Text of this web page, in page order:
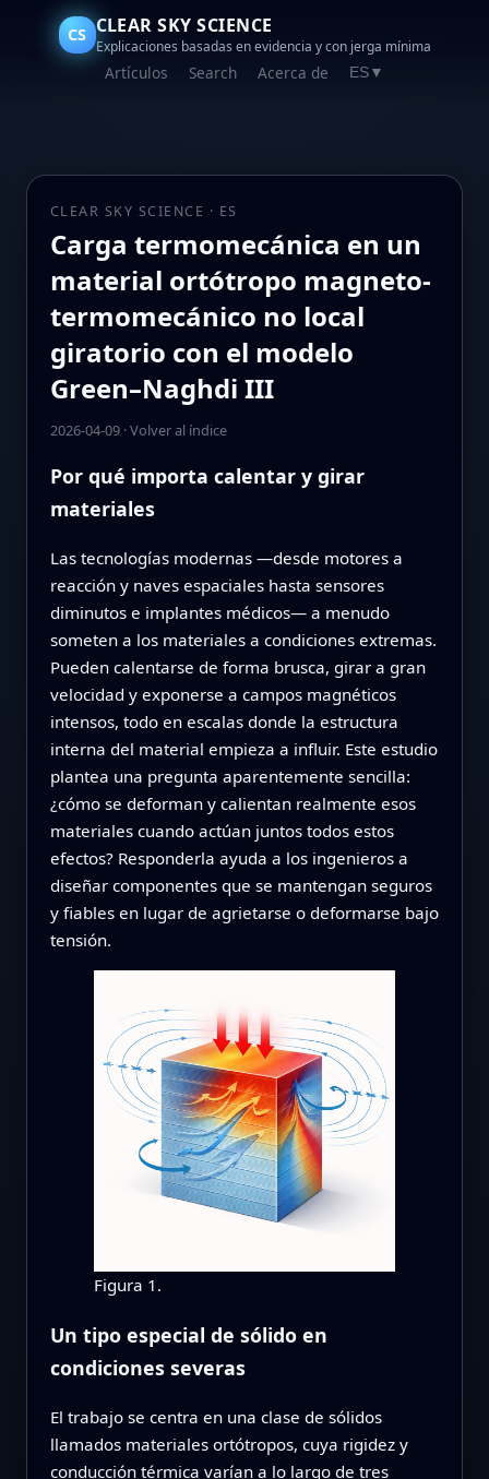
CS CLEAR SKY SCIENCE
Explicaciones basadas en evidencia y con jerga mínima
Artículos Search Acerca de ES ▼
CLEAR SKY SCIENCE · ES
Carga termomecánica en un
material ortótropo magneto-
termomecánico no local
giratorio con el modelo
Green–Naghdi III
2026-04-09·Volver al índice
Por qué importa calentar y girar
materiales
Las tecnologías modernas —desde motores a
reacción y naves espaciales hasta sensores
diminutos e implantes médicos— a menudo
someten a los materiales a condiciones extremas.
Pueden calentarse de forma brusca, girar a gran
velocidad y exponerse a campos magnéticos
intensos, todo en escalas donde la estructura
interna del material empieza a influir. Este estudio
plantea una pregunta aparentemente sencilla:
¿cómo se deforman y calientan realmente esos
materiales cuando actúan juntos todos estos
efectos? Responderla ayuda a los ingenieros a
diseñar componentes que se mantengan seguros
y fiables en lugar de agrietarse o deformarse bajo
tensión.
Figura 1.
Un tipo especial de sólido en
condiciones severas
El trabajo se centra en una clase de sólidos
llamados materiales ortótropos, cuya rigidez y
conducción térmica varían a lo largo de tres